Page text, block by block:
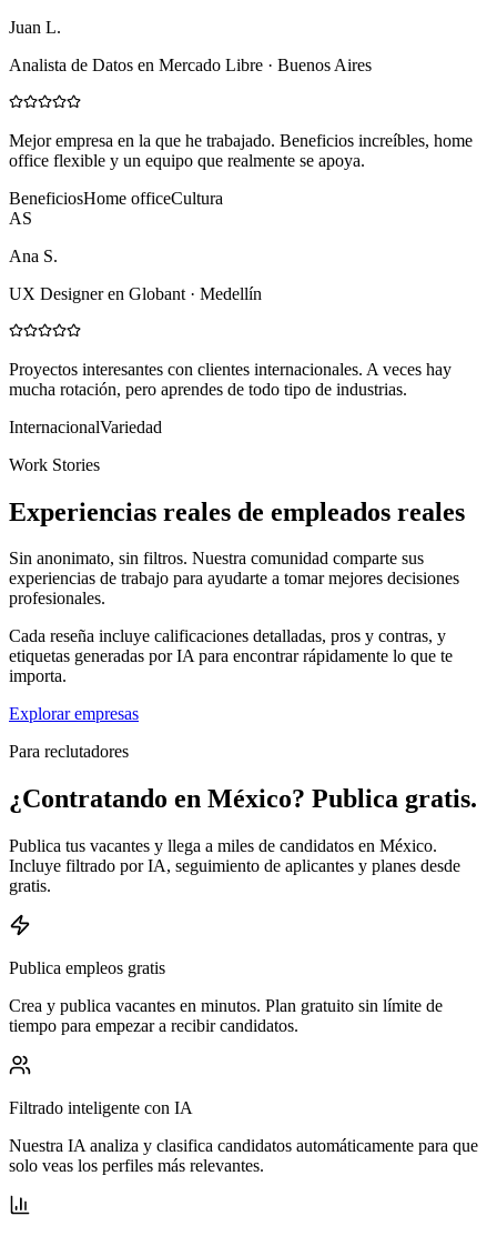
Juan L.
Analista de Datos en Mercado Libre · Buenos Aires
Mejor empresa en la que he trabajado. Beneficios increíbles, home
office flexible y un equipo que realmente se apoya.
BeneficiosHome officeCultura
AS
Ana S.
UX Designer en Globant · Medellín
Proyectos interesantes con clientes internacionales. A veces hay
mucha rotación, pero aprendes de todo tipo de industrias.
InternacionalVariedad
Work Stories
Experiencias reales de empleados reales
Sin anonimato, sin filtros. Nuestra comunidad comparte sus
experiencias de trabajo para ayudarte a tomar mejores decisiones
profesionales.
Cada reseña incluye calificaciones detalladas, pros y contras, y
etiquetas generadas por IA para encontrar rápidamente lo que te
importa.
Explorar empresas
Para reclutadores
¿Contratando en México? Publica gratis.
Publica tus vacantes y llega a miles de candidatos en México.
Incluye filtrado por IA, seguimiento de aplicantes y planes desde
gratis.
Publica empleos gratis
Crea y publica vacantes en minutos. Plan gratuito sin límite de
tiempo para empezar a recibir candidatos.
Filtrado inteligente con IA
Nuestra IA analiza y clasifica candidatos automáticamente para que
solo veas los perfiles más relevantes.